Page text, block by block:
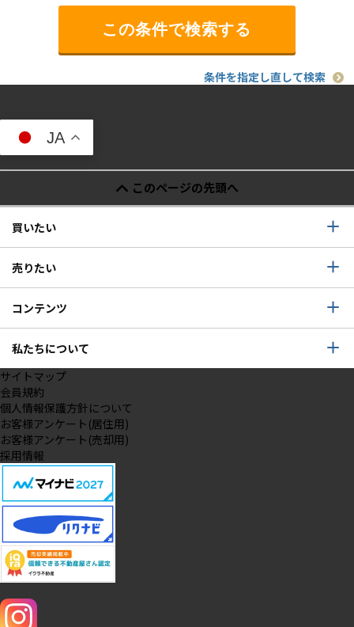
条件を指定し直して検索
JA
このページの先頭へ
買いたい
売りたい
コンテンツ
私たちについて
サイトマップ
会員規約
個人情報保護方針について
お客様アンケート(居住用)
お客様アンケート(売却用)
採用情報